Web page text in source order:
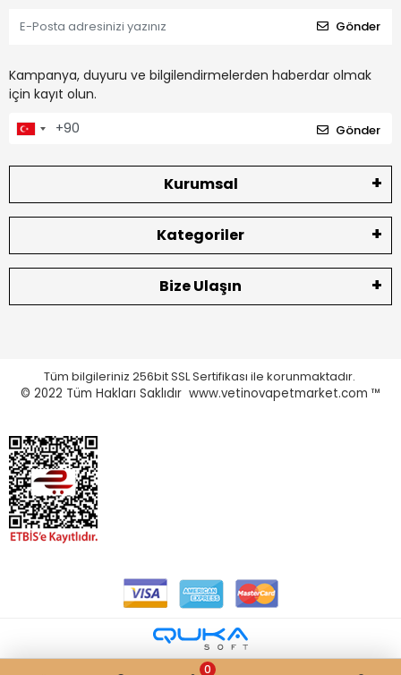
Gönder
Kampanya, duyuru ve bilgilendirmelerden haberdar olmak
için kayıt olun.
Gönder
Kurumsal
Kategoriler
Bize Ulaşın
Tüm bilgileriniz 256bit SSL Sertifikası ile korunmaktadır.
© 2022 Tüm Hakları Saklıdır www.vetinovapetmarket.com ™
0